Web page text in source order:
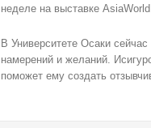
неделе на выставке
В Университете Осаки
намерений и желаний.
поможет ему создать